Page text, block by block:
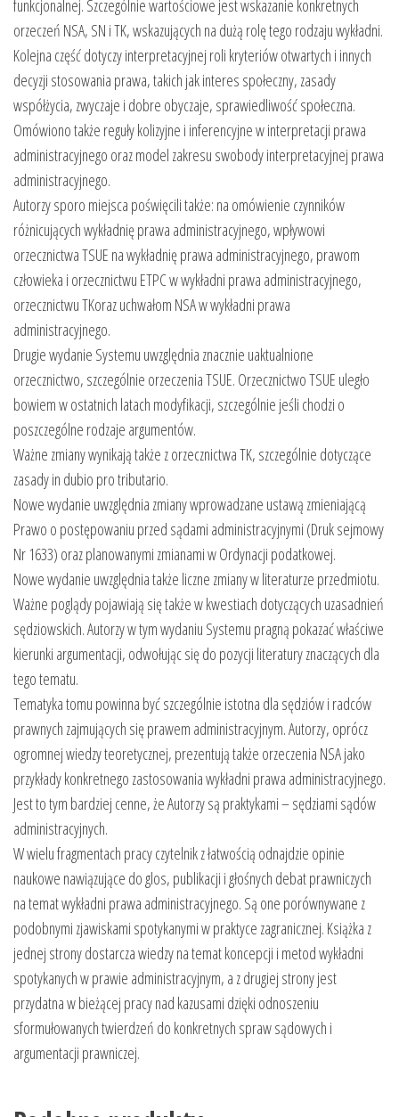
funkcjonalnej. Szczególnie wartościowe jest wskazanie konkretnych
orzeczeń NSA, SN i TK, wskazujących na dużą rolę tego rodzaju wykładni.
Kolejna część dotyczy interpretacyjnej roli kryteriów otwartych i innych
decyzji stosowania prawa, takich jak interes społeczny, zasady
współżycia, zwyczaje i dobre obyczaje, sprawiedliwość społeczna.
Omówiono także reguły kolizyjne i inferencyjne w interpretacji prawa
administracyjnego oraz model zakresu swobody interpretacyjnej prawa
administracyjnego.
Autorzy sporo miejsca poświęcili także: na omówienie czynników
różnicujących wykładnię prawa administracyjnego, wpływowi
orzecznictwa TSUE na wykładnię prawa administracyjnego, prawom
człowieka i orzecznictwu ETPC w wykładni prawa administracyjnego,
orzecznictwu TKoraz uchwałom NSA w wykładni prawa
administracyjnego.
Drugie wydanie Systemu uwzględnia znacznie uaktualnione
orzecznictwo, szczególnie orzeczenia TSUE. Orzecznictwo TSUE uległo
bowiem w ostatnich latach modyfikacji, szczególnie jeśli chodzi o
poszczególne rodzaje argumentów.
Ważne zmiany wynikają także z orzecznictwa TK, szczególnie dotyczące
zasady in dubio pro tributario.
Nowe wydanie uwzględnia zmiany wprowadzane ustawą zmieniającą
Prawo o postępowaniu przed sądami administracyjnymi (Druk sejmowy
Nr 1633) oraz planowanymi zmianami w Ordynacji podatkowej.
Nowe wydanie uwzględnia także liczne zmiany w literaturze przedmiotu.
Ważne poglądy pojawiają się także w kwestiach dotyczących uzasadnień
sędziowskich. Autorzy w tym wydaniu Systemu pragną pokazać właściwe
kierunki argumentacji, odwołując się do pozycji literatury znaczących dla
tego tematu.
Tematyka tomu powinna być szczególnie istotna dla sędziów i radców
prawnych zajmujących się prawem administracyjnym. Autorzy, oprócz
ogromnej wiedzy teoretycznej, prezentują także orzeczenia NSA jako
przykłady konkretnego zastosowania wykładni prawa administracyjnego.
Jest to tym bardziej cenne, że Autorzy są praktykami – sędziami sądów
administracyjnych.
W wielu fragmentach pracy czytelnik z łatwością odnajdzie opinie
naukowe nawiązujące do glos, publikacji i głośnych debat prawniczych
na temat wykładni prawa administracyjnego. Są one porównywane z
podobnymi zjawiskami spotykanymi w praktyce zagranicznej. Książka z
jednej strony dostarcza wiedzy na temat koncepcji i metod wykładni
spotykanych w prawie administracyjnym, a z drugiej strony jest
przydatna w bieżącej pracy nad kazusami dzięki odnoszeniu
sformułowanych twierdzeń do konkretnych spraw sądowych i
argumentacji prawniczej.